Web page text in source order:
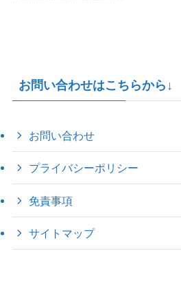
お問い合わせはこちらから↓
お問い合わせ
プライバシーポリシー
免責事項
サイトマップ